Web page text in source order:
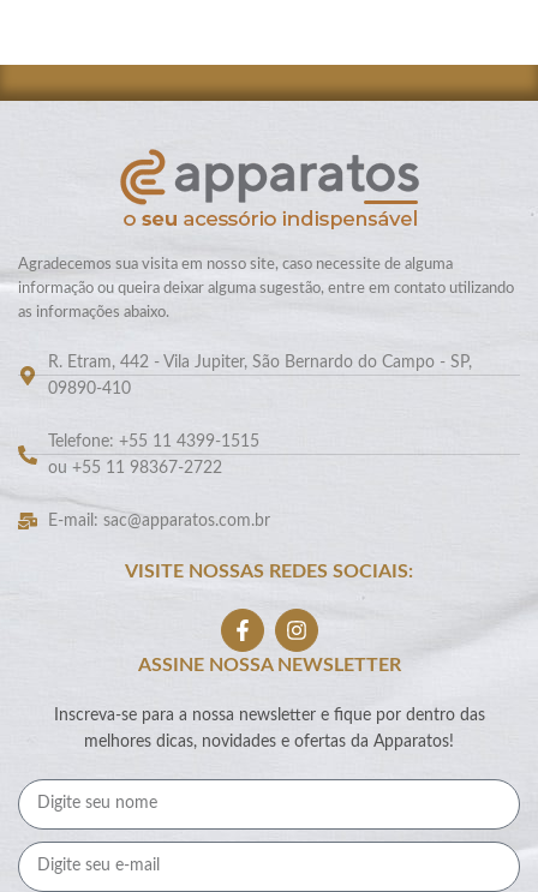
Agradecemos sua visita em nosso site, caso necessite de alguma
informação ou queira deixar alguma sugestão, entre em contato utilizando
as informações abaixo.
R. Etram, 442 - Vila Jupiter, São Bernardo do Campo - SP,
09890-410
Telefone: +55 11 4399-1515
ou +55 11 98367-2722
E-mail: sac@apparatos.com.br
VISITE NOSSAS REDES SOCIAIS:
ASSINE NOSSA NEWSLETTER
Inscreva-se para a nossa newsletter e fique por dentro das
melhores dicas, novidades e ofertas da Apparatos!